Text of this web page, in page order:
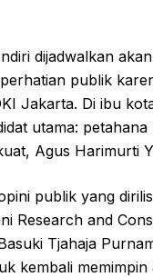
dijadwalkan
publik
Jakarta. Di ibu
utama:
Agus Harimurti
publik yang
Research and
Tjahaja
kembali